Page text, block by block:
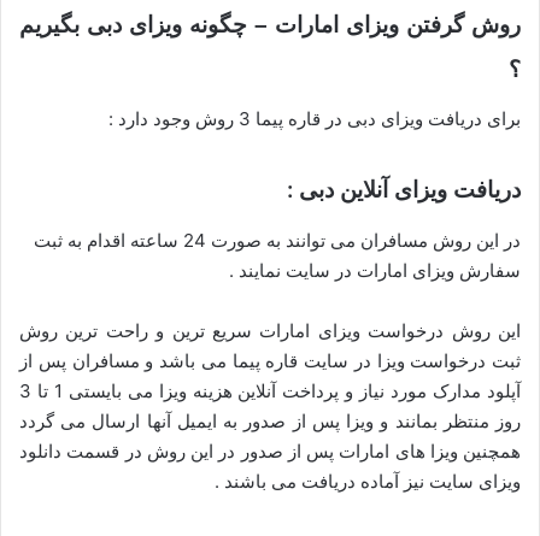
روش گرفتن ویزای امارات – چگونه ویزای دبی بگیریم
؟
برای دریافت ویزای دبی در قاره پیما 3 روش وجود دارد :
دریافت ویزای آنلاین دبی :
در این روش مسافران می توانند به صورت 24 ساعته اقدام به ثبت
سفارش ویزای امارات در سایت نمایند .
این روش درخواست ویزای امارات سریع ترین و راحت ترین روش
ثبت درخواست ویزا در سایت قاره پیما می باشد و مسافران پس از
آپلود مدارک مورد نیاز و پرداخت آنلاین هزینه ویزا می بایستی 1 تا 3
روز منتظر بمانند و ویزا پس از صدور به ایمیل آنها ارسال می گردد
همچنین ویزا های امارات پس از صدور در این روش در قسمت دانلود
ویزای سایت نیز آماده دریافت می باشند .